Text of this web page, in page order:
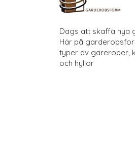
Dags att skaffa nya
Här på
typer av garerober,
och hyllor